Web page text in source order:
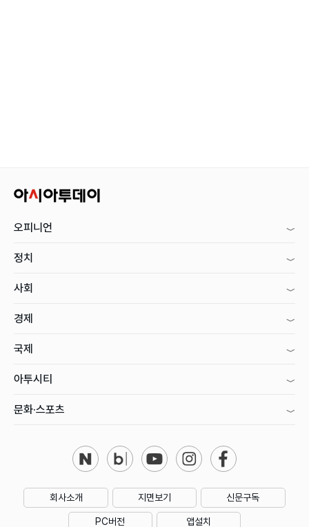
오피니언
정치
사회
경제
국제
아투시티
문화·스포츠
회사소개 지면보기 신문구독
PC버전 앱설치